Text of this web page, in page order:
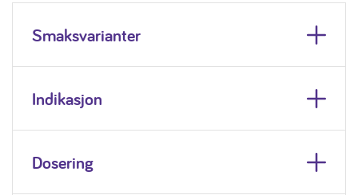
Smaksvarianter
Indikasjon
Dosering